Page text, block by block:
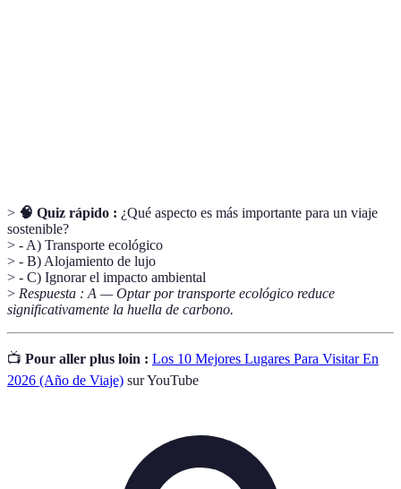
> 🧠 Quiz rápido : ¿Qué aspecto es más importante para un viaje
sostenible?
> - A) Transporte ecológico
> - B) Alojamiento de lujo
> - C) Ignorar el impacto ambiental
> Respuesta : A — Optar por transporte ecológico reduce
significativamente la huella de carbono.
📺 Pour aller plus loin : Los 10 Mejores Lugares Para Visitar En
2026 (Año de Viaje) sur YouTube